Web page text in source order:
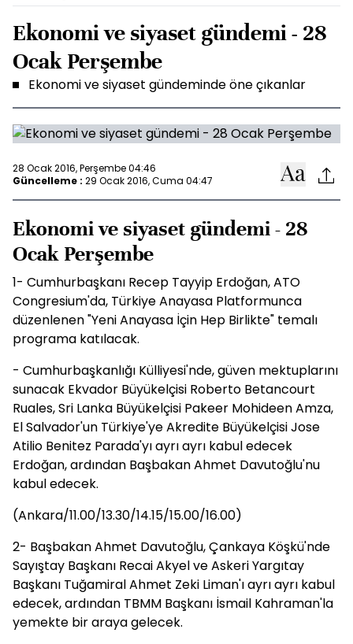
Ekonomi ve siyaset gündemi - 28
Ocak Perşembe
Ekonomi ve siyaset gündeminde öne çıkanlar
28 Ocak 2016, Perşembe 04:46
Güncelleme : 29 Ocak 2016, Cuma 04:47
Ekonomi ve siyaset gündemi - 28
Ocak Perşembe
1- Cumhurbaşkanı Recep Tayyip Erdoğan, ATO
Congresium'da, Türkiye Anayasa Platformunca
düzenlenen "Yeni Anayasa İçin Hep Birlikte" temalı
programa katılacak.
- Cumhurbaşkanlığı Külliyesi'nde, güven mektuplarını
sunacak Ekvador Büyükelçisi Roberto Betancourt
Ruales, Sri Lanka Büyükelçisi Pakeer Mohideen Amza,
El Salvador'un Türkiye'ye Akredite Büyükelçisi Jose
Atilio Benitez Parada'yı ayrı ayrı kabul edecek
Erdoğan, ardından Başbakan Ahmet Davutoğlu'nu
kabul edecek.
(Ankara/11.00/13.30/14.15/15.00/16.00)
2- Başbakan Ahmet Davutoğlu, Çankaya Köşkü'nde
Sayıştay Başkanı Recai Akyel ve Askeri Yargıtay
Başkanı Tuğamiral Ahmet Zeki Liman'ı ayrı ayrı kabul
edecek, ardından TBMM Başkanı İsmail Kahraman'la
yemekte bir araya gelecek.